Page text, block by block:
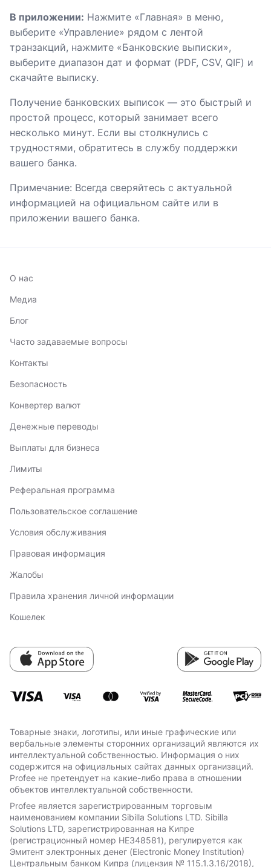
В приложении: Нажмите «Главная» в меню,
выберите «Управление» рядом с лентой
транзакций, нажмите «Банковские выписки»,
выберите диапазон дат и формат (PDF, CSV, QIF) и
скачайте выписку.
Получение банковских выписок — это быстрый и
простой процесс, который занимает всего
несколько минут. Если вы столкнулись с
трудностями, обратитесь в службу поддержки
вашего банка.
Примечание: Всегда сверяйтесь с актуальной
информацией на официальном сайте или в
приложении вашего банка.
О нас
Медиа
Блог
Часто задаваемые вопросы
Контакты
Безопасность
Конвертер валют
Денежные переводы
Выплаты для бизнеса
Лимиты
Реферальная программа
Пользовательское соглашение
Условия обслуживания
Правовая информация
Жалобы
Правила хранения личной информации
Кошелек
Товарные знаки, логотипы, или иные графические или
вербальные элементы сторонних организаций являются их
интеллектуальной собственностью. Информация о них
содержится на официальных сайтах данных организаций.
Profee не претендует на какие-либо права в отношении
объектов интеллектуальной собственности.
Profee является зарегистрированным торговым
наименованием компании Sibilla Solutions LTD. Sibilla
Solutions LTD, зарегистрированная на Кипре
(регистрационный номер HE348581), регулируется как
Эмитент электронных денег (Electronic Money Institution)
Центральным банком Кипра (лицензия № 115.1.3.16/2018),